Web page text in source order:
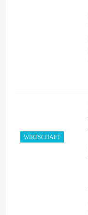
WIRTSCHAFT